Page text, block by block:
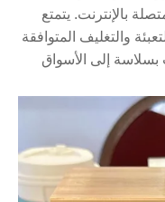
بالإنترنت. يتمتع
والتغليف المتوافقة
إلى الأسواق